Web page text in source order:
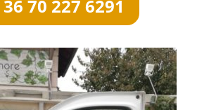
36 70 227 6291